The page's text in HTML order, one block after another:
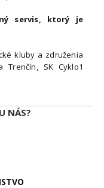
servis, ktorý je
kluby a združenia
Trenčín, SK Cyklo1
NÁS?